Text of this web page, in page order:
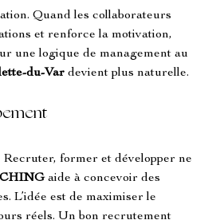
Quand les collaborateurs
et renforce la motivation,
une logique de management au
du-Var devient plus naturelle.
former et développer ne
aide à concevoir des
L’idée est de maximiser le
réels. Un bon recrutement